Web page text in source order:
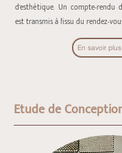
d'esthétique. Un compte-rendu
est transmis à l'issu du rendez-
En savoir plus
Etude de